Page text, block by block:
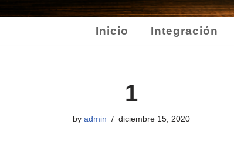
Inicio Integración
1
by admin diciembre 15, 2020